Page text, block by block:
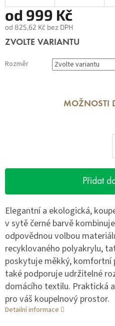
od 999 Kč
od 825,62 Kč bez DPH
Měrná
ZVOLTE VARIANTU
Rozměr
MOŽNOSTI
Přidat
Elegantní a ekologická,
v sytě černé barvě
odpovědnou volbou
recyklovaného polyakrylu,
poskytuje měkký, komfortní
také podporuje udržitelné
domácího textilu. Praktická
pro váš koupelnový prostor.
Detailní informace